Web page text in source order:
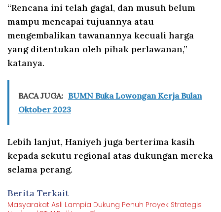
“Rencana ini telah gagal, dan musuh belum
mampu mencapai tujuannya atau
mengembalikan tawanannya kecuali harga
yang ditentukan oleh pihak perlawanan,”
katanya.
BACA JUGA: BUMN Buka Lowongan Kerja Bulan
Oktober 2023
Lebih lanjut, Haniyeh juga berterima kasih
kepada sekutu regional atas dukungan mereka
selama perang.
Berita Terkait
Masyarakat Asli Lampia Dukung Penuh Proyek Strategis